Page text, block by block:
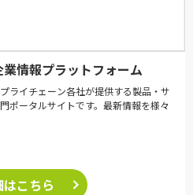
情報プラットフォーム
ライチェーン各社が提供する製品・サ
ポータルサイトです。最新情報を様々
こちら